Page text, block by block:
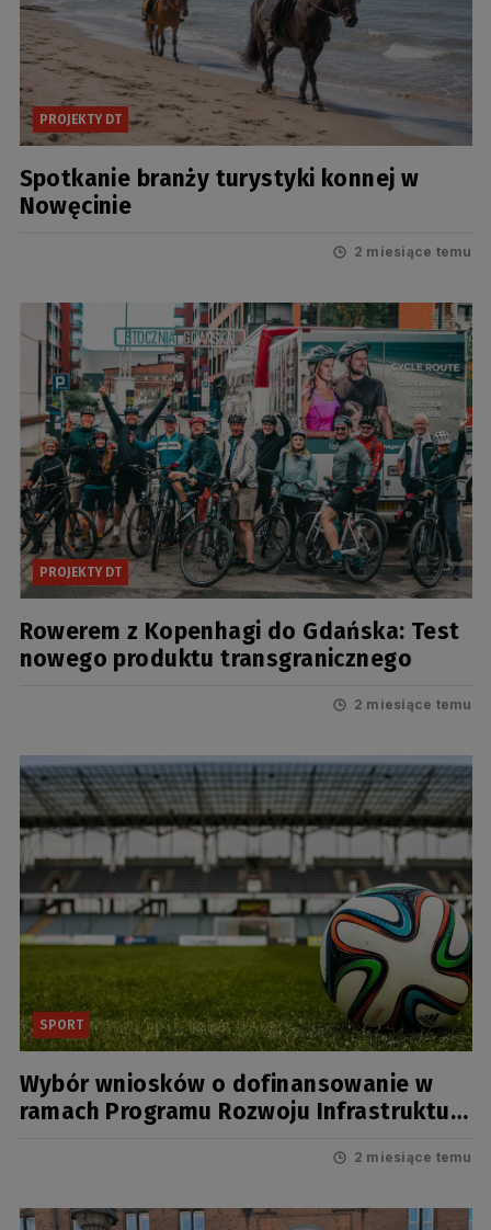
PROJEKTY DT
Spotkanie branży turystyki konnej w
Nowęcinie
2 miesiące temu
PROJEKTY DT
Rowerem z Kopenhagi do Gdańska: Test
nowego produktu transgranicznego
2 miesiące temu
SPORT
Wybór wniosków o dofinansowanie w
ramach Programu Rozwoju Infrastruktury
2 miesiące temu